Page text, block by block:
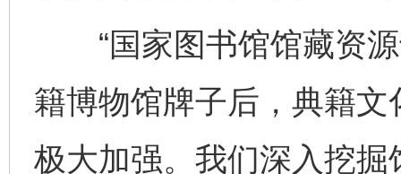
“国家图书馆馆藏资源
籍博物馆牌子后，典籍
极大加强。我们深入挖